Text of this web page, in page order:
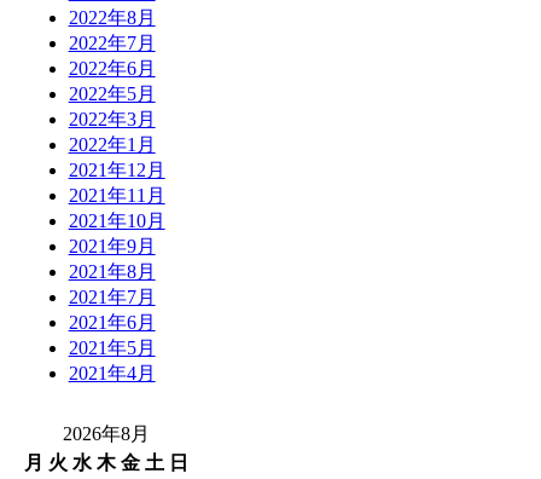
2022年8月
2022年7月
2022年6月
2022年5月
2022年3月
2022年1月
2021年12月
2021年11月
2021年10月
2021年9月
2021年8月
2021年7月
2021年6月
2021年5月
2021年4月
2026年8月
月 火 水 木 金 土 日